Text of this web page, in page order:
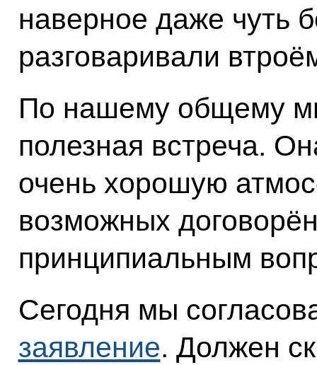
наверное даже чуть
разговаривали
По нашему общему
полезная встреча.
очень хорошую
возможных
принципиальным
Сегодня мы
заявление. Должен